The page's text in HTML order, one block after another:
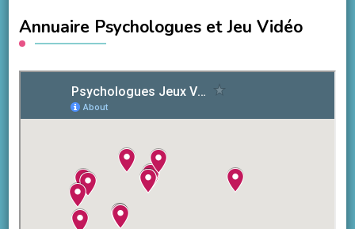
Annuaire Psychologues et Jeu Vidéo